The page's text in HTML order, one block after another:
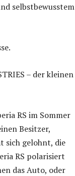
selbstbewusstem
– der kleinen
RS im Sommer
Besitzer,
sich gelohnt, die
RS polarisiert
das Auto, oder